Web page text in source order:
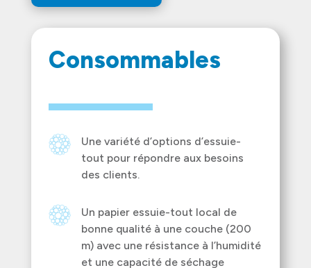
Consommables
Une variété d’options d’essuie-
tout pour répondre aux besoins
des clients.
Un papier essuie-tout local de
bonne qualité à une couche (200
m) avec une résistance à l’humidité
et une capacité de séchage